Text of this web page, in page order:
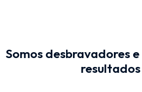
Somos desbravadores
resultados